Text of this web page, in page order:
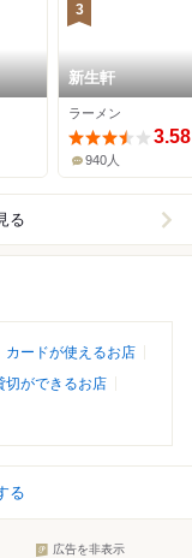
3
新生軒
ラーメン
3.58
940人
る
カードが使えるお店
切ができるお店
る
広告を非表示